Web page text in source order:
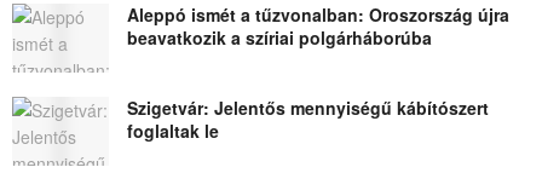
Aleppó ismét a tűzvonalban: Oroszország újra
beavatkozik a szíriai polgárháborúba
Szigetvár: Jelentős mennyiségű kábítószert
foglaltak le